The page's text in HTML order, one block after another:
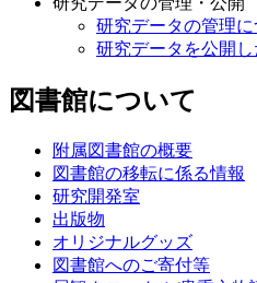
研究データの管理
研究データを公開し
図書館について
附属図書館の概要
図書館の移転に係る情報
研究開発室
出版物
オリジナルグッズ
図書館へのご寄付等